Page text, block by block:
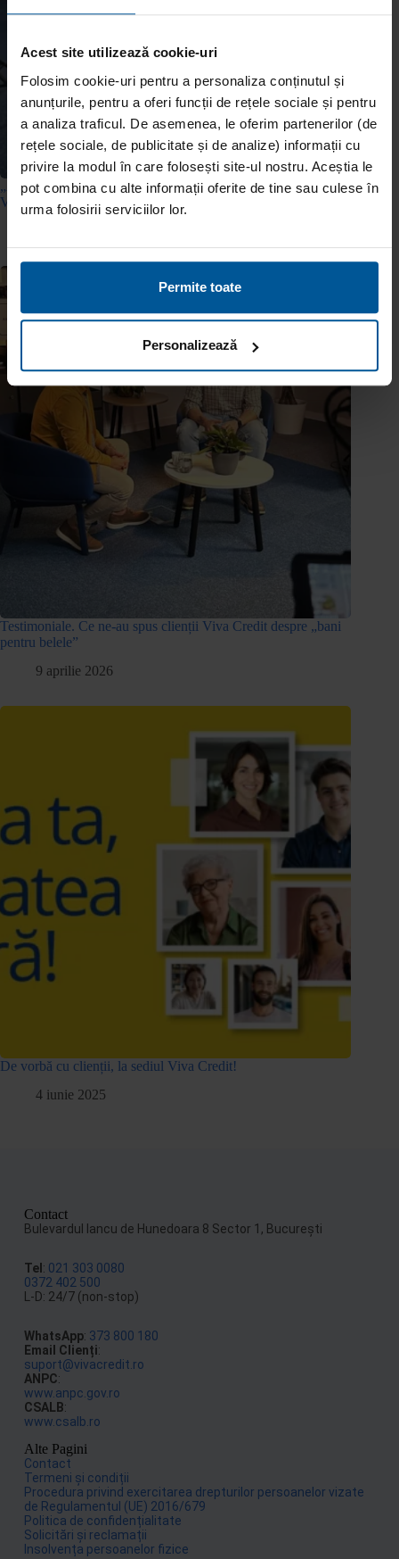
Acest site utilizează cookie-uri
Folosim cookie-uri pentru a personaliza conținutul și
anunțurile, pentru a oferi funcții de rețele sociale și pentru
a analiza traficul. De asemenea, le oferim partenerilor (de
rețele sociale, de publicitate și de analize) informații cu
privire la modul în care folosești site-ul nostru. Aceștia le
pot combina cu alte informații oferite de tine sau culese în
urma folosirii serviciilor lor.
Permite toate
Personalizează
„Apeși, primești banii și rezolvi.” Noi testimoniale cu clienții
Viva Credit
Testimoniale. Ce ne-au spus clienții Viva Credit despre „bani
pentru belele”
9 aprilie 2026
De vorbă cu clienții, la sediul Viva Credit!
4 iunie 2025
Contact
Bulevardul Iancu de Hunedoara 8 Sector 1, Bucureşti
Tel: 021 303 0080
0372 402 500
L-D: 24/7 (non-stop)
WhatsApp: 373 800 180
Email Clienți:
suport@vivacredit.ro
ANPC:
www.anpc.gov.ro
CSALB:
www.csalb.ro
Alte Pagini
Contact
Termeni și condiții
Procedura privind exercitarea drepturilor persoanelor vizate
de Regulamentul (UE) 2016/679
Politica de confidențialitate
Solicitări și reclamații
Insolvența persoanelor fizice